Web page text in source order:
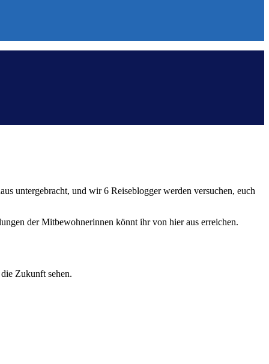
untergebracht, und wir 6 Reiseblogger werden versuchen, euch
der Mitbewohnerinnen könnt ihr von hier aus erreichen.
Zukunft sehen.